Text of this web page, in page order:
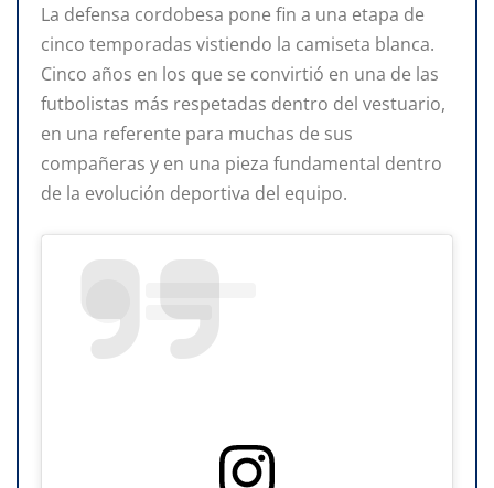
La defensa cordobesa pone fin a una etapa de
cinco temporadas vistiendo la camiseta blanca.
Cinco años en los que se convirtió en una de las
futbolistas más respetadas dentro del vestuario,
en una referente para muchas de sus
compañeras y en una pieza fundamental dentro
de la evolución deportiva del equipo.